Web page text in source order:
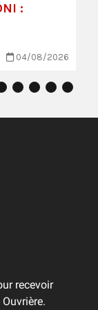
:
04/08/2026
recevoir